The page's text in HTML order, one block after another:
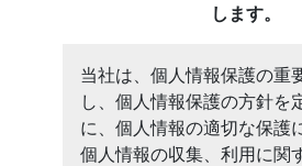
します。
当社は、個人情報保護の重
し、個人情報保護の方針を
に、個人情報の適切な保護
個人情報の収集、利用に関